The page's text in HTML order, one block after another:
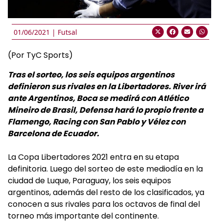
01/06/2021 | Futsal
(Por TyC Sports)
Tras el sorteo, los seis equipos argentinos
definieron sus rivales en la Libertadores. River irá
ante Argentinos, Boca se medirá con Atlético
Mineiro de Brasil, Defensa hará lo propio frente a
Flamengo, Racing con San Pablo y Vélez con
Barcelona de Ecuador.
La Copa Libertadores 2021 entra en su etapa
definitoria. Luego del sorteo de este mediodía en la
ciudad de Luque, Paraguay, los seis equipos
argentinos, además del resto de los clasificados, ya
conocen a sus rivales para los octavos de final del
torneo más importante del continente.